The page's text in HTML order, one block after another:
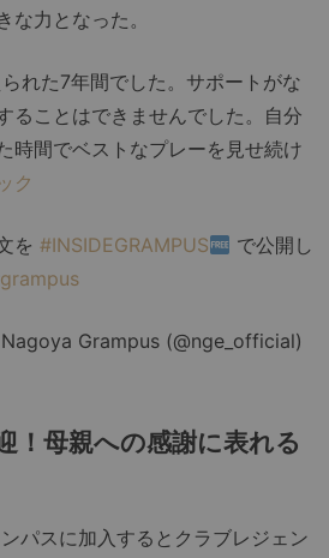
な力となった。
れた7年間でした。サポートがな
ることはできませんでした。自分
時間でベストなプレーを見せ続け
ク
を #INSIDEGRAMPUS
で公開し
Grampus (@nge_official)
！母親への感謝に表れる
パスに加入するとクラブレジェン